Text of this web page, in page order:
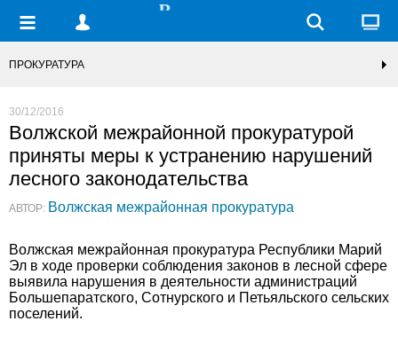
ПРОКУРАТУРА
30/12/2016
Волжской межрайонной прокуратурой
приняты меры к устранению нарушений
лесного законодательства
АВТОР: Волжская межрайонная прокуратура
Волжская межрайонная прокуратура Республики Марий
Эл в ходе проверки соблюдения законов в лесной сфере
выявила нарушения в деятельности администраций
Большепаратского, Сотнурского и Петьяльского сельских
поселений.